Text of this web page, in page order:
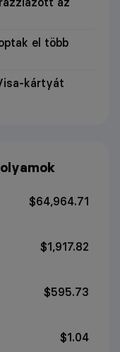
el több
kártyát
$64,964.71
$1,917.82
$595.73
$1.04